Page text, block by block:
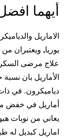
أيهما
الاماريل
يوريا, ويعتبران
علاج مرضى
الأماريل بان
دياميكرون. في
أماريل في خفض
يعاني من نوبات
اماريل كبديل له